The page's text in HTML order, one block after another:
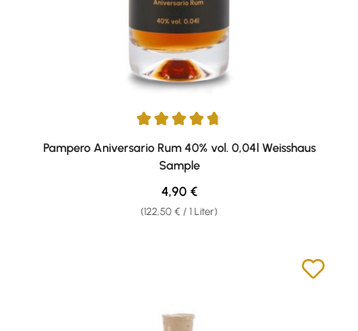
Durchschnittliche Bewertung von 4.67 von 5 Sternen
Pampero Aniversario Rum 40% vol. 0,04l Weisshaus
Sample
(122,50 € / 1 Liter)
Regulärer Preis:
4,90 €